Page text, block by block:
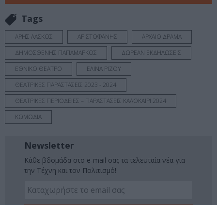
Tags
ΑΡΗΣ ΛΑΣΚΟΣ ΑΡΙΣΤΟΦΑΝΗΣ
ΑΡΧΑΙΟ ΔΡΑΜΑ
ΔΗΜΟΣΘΕΝΗΣ ΠΑΠΑΜΑΡΚΟΣ
ΔΩΡΕΑΝ ΕΚΔΗΛΩΣΕΙΣ
ΕΘΝΙΚΟ ΘΕΑΤΡΟ
ΕΛΙΝΑ ΡΙΖΟΥ
ΘΕΑΤΡΙΚΕΣ ΠΑΡΑΣΤΑΣΕΙΣ 2023 - 2024
ΘΕΑΤΡΙΚΕΣ ΠΕΡΙΟΔΕΙΕΣ – ΠΑΡΑΣΤΑΣΕΙΣ ΚΑΛΟΚΑΙΡΙ 2024
ΚΩΜΩΔΙΑ
Newsletter
Κάθε βδομάδα στο e-mail σας τα τελευταία νέα για
την Τέχνη και τον Πολιτισμό!